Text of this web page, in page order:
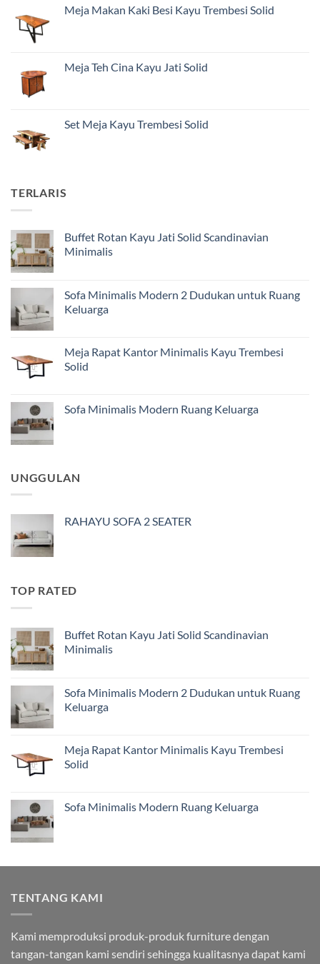
Meja Makan Kaki Besi Kayu Trembesi Solid
Meja Teh Cina Kayu Jati Solid
Set Meja Kayu Trembesi Solid
TERLARIS
Buffet Rotan Kayu Jati Solid Scandinavian
Minimalis
Sofa Minimalis Modern 2 Dudukan untuk Ruang
Keluarga
Meja Rapat Kantor Minimalis Kayu Trembesi
Solid
Sofa Minimalis Modern Ruang Keluarga
UNGGULAN
RAHAYU SOFA 2 SEATER
TOP RATED
Buffet Rotan Kayu Jati Solid Scandinavian
Minimalis
Sofa Minimalis Modern 2 Dudukan untuk Ruang
Keluarga
Meja Rapat Kantor Minimalis Kayu Trembesi
Solid
Sofa Minimalis Modern Ruang Keluarga
TENTANG KAMI
Kami memproduksi produk-produk furniture dengan
tangan-tangan kami sendiri sehingga kualitasnya dapat kami